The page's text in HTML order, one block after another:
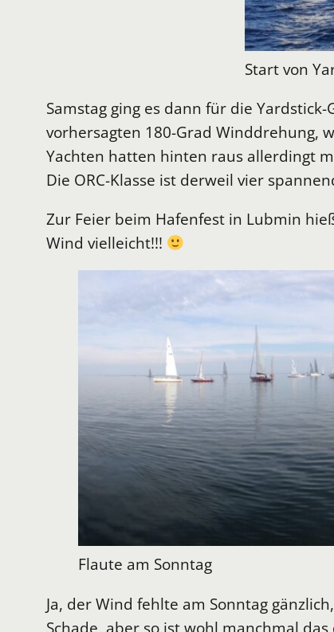
Start von
Samstag ging es dann für die
vorhersagten 180-Grad Winddrehung,
Yachten hatten hinten raus allerdingt
Die ORC-Klasse ist derweil vier
Zur Feier beim Hafenfest in Lubmin
Wind vielleicht!!!
Flaute am Sonntag
Ja, der Wind fehlte am Sonntag
Schade, aber so ist wohl manchmal